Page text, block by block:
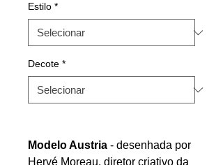
Estilo *
Decote *
Modelo Austria - desenhada por
Hervé Moreau, diretor criativo da